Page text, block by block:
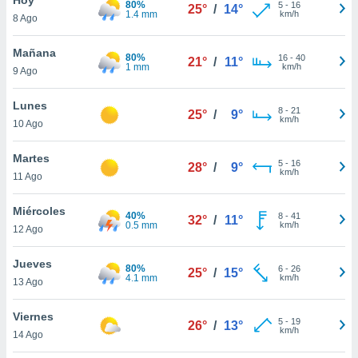
y
en
más
de
8 Ago
80%
1.4 mm
25° / 14° 5- 16
km/h
Mañana
9 Ago
80%
1 mm
21° / 11° 16- 40
km/h
Lunes
10 Ago
25° / 9° 8- 21
km/h
Martes
11 Ago
28° / 9° 5- 16
km/h
Miércoles
12 Ago
40%
0.5 mm
32° / 11° 8- 41
km/h
Jueves
13 Ago
80%
4.1 mm
25° / 15° 6- 26
km/h
Viernes
14 Ago
26° / 13° 5- 19
km/h